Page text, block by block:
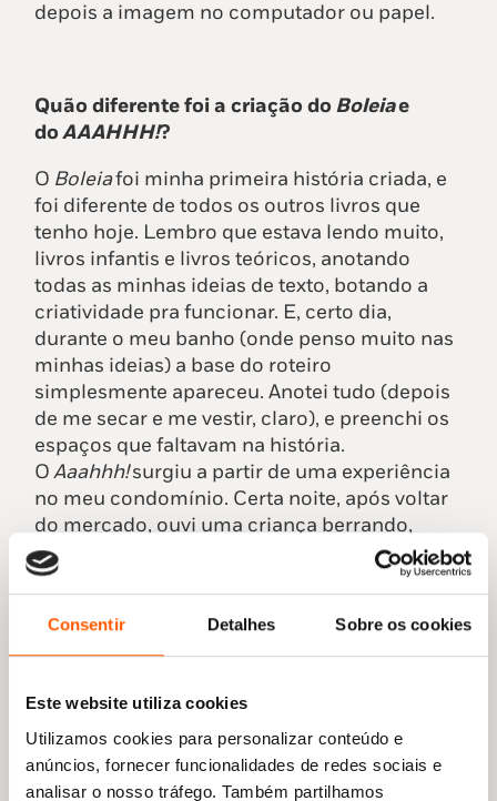
Consentir Detalhes Sobre os cookies
Este website utiliza cookies
Utilizamos cookies para personalizar conteúdo e
anúncios, fornecer funcionalidades de redes sociais e
analisar o nosso tráfego. Também partilhamos
depois a imagem no computador ou papel.
Quão diferente foi a criação do Boleiae
doAAAHHH!?
O Boleiafoi minha primeira história criada, e
foi diferente de todos os outros livros que
tenho hoje. Lembro que estava lendo muito,
livros infantis e livros teóricos, anotando
todas as minhas ideias de texto, botando a
criatividade pra funcionar. E, certo dia,
durante o meu banho (onde penso muito nas
minhas ideias) a base do roteiro
simplesmente apareceu. Anotei tudo (depois
de me secar e me vestir, claro), e preenchi os
espaços que faltavam na história.
OAaahhh!surgiu a partir de uma experiência
no meu condomínio. Certa noite, após voltar
do mercado, ouvi uma criança berrando,
reclamando. Achei uma falta de respeito por
conta do horário e pensei o quanto os pais
ela gritar tanto.
Comecei a subir as escadas e notei que o
apartamento, o som era mais alto. Ao abrir a
porta, minha esposa me disse: “faça alguma
coisa, teu filho está no banheiro berrando
porque não quer tomar banho!” E eu fiz,